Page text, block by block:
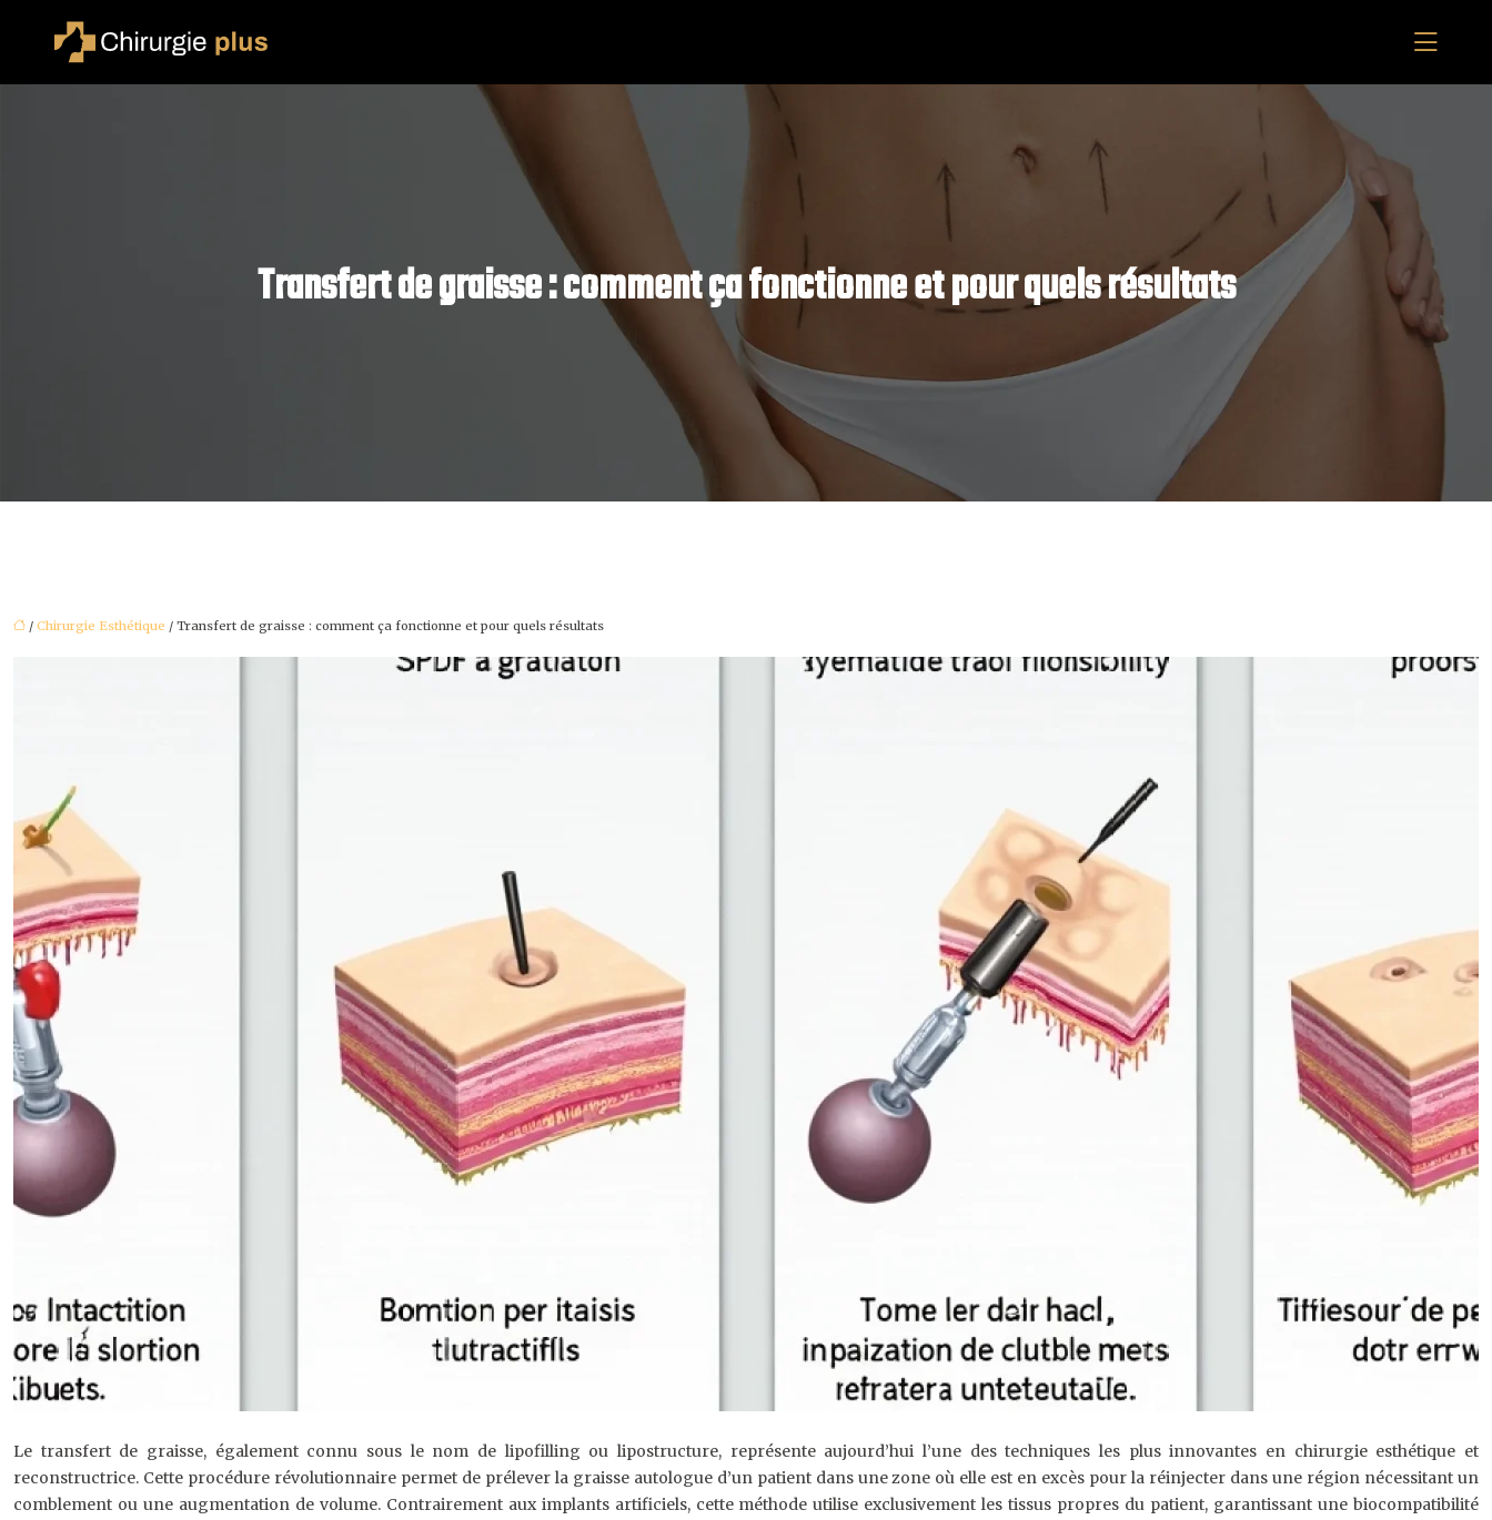
Transfert de graisse : comment ça fonctionne et pour quels résultats
/ Chirurgie Esthétique / Transfert de graisse : comment ça fonctionne et pour quels résultats
Le transfert de graisse, également connu sous le nom de lipofilling ou lipostructure, représente aujourd’hui l’une des techniques les plus innovantes en chirurgie esthétique et
reconstructrice. Cette procédure révolutionnaire permet de prélever la graisse autologue d’un patient dans une zone où elle est en excès pour la réinjecter dans une région nécessitant un
comblement ou une augmentation de volume. Contrairement aux implants artificiels, cette méthode utilise exclusivement les tissus propres du patient, garantissant une biocompatibilité